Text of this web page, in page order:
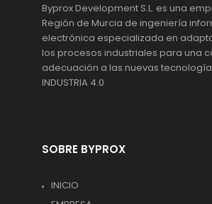
Byprox Development S.L. es una
Región de Murcia de ingeniería
electrónica especializada en
los procesos industriales para una
adecuación a las nuevas
INDUSTRIA 4.0
SOBRE BYPROX
INICIO